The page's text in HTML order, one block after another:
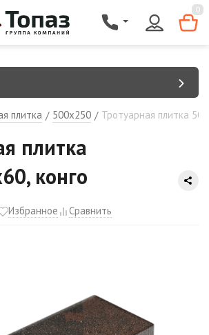
0
плитка / 500х250 / Тротуарная плитка
плитка
конго
Избранное Сравнить